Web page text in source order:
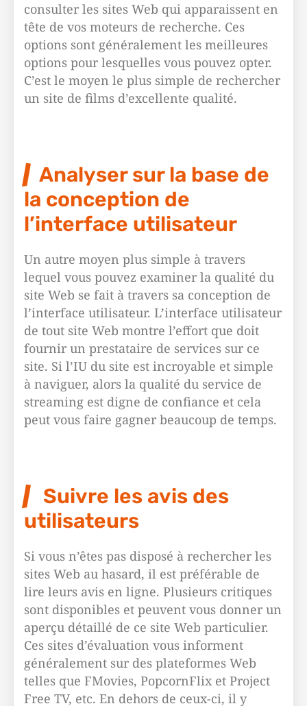
consulter les sites Web qui apparaissent en
tête de vos moteurs de recherche. Ces
options sont généralement les meilleures
options pour lesquelles vous pouvez opter.
C’est le moyen le plus simple de rechercher
un site de films d’excellente qualité.
Analyser sur la base de
la conception de
l’interface utilisateur
Un autre moyen plus simple à travers
lequel vous pouvez examiner la qualité du
site Web se fait à travers sa conception de
l’interface utilisateur. L’interface utilisateur
de tout site Web montre l’effort que doit
fournir un prestataire de services sur ce
site. Si l’IU du site est incroyable et simple
à naviguer, alors la qualité du service de
streaming est digne de confiance et cela
peut vous faire gagner beaucoup de temps.
Suivre les avis des
utilisateurs
Si vous n’êtes pas disposé à rechercher les
sites Web au hasard, il est préférable de
lire leurs avis en ligne. Plusieurs critiques
sont disponibles et peuvent vous donner un
aperçu détaillé de ce site Web particulier.
Ces sites d’évaluation vous informent
généralement sur des plateformes Web
telles que FMovies, PopcornFlix et Project
Free TV, etc. En dehors de ceux-ci, il y